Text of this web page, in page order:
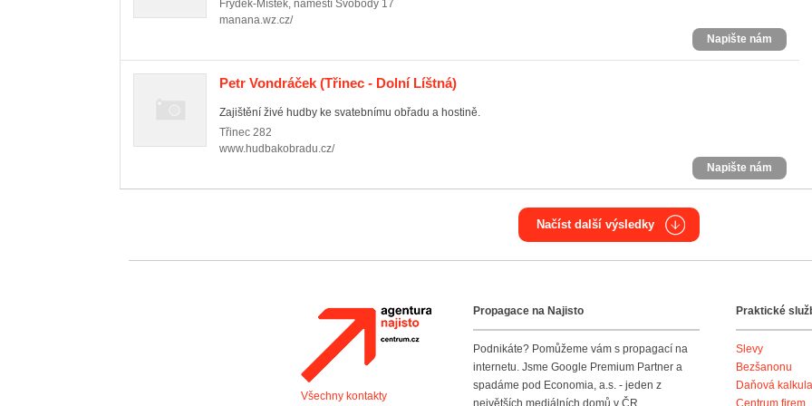
Frýdek-Místek, náměstí Svobody 17
manana.wz.cz/
Napište nám
Petr Vondráček (Třinec - Dolní Líštná)
Zajištění živé hudby ke svatebnímu obřadu a hostině.
Třinec 282
www.hudbakobradu.cz/
Napište nám
Načíst další výsledky
Agentura Najisto
Všechny kontakty
Propagace na Najisto
Podnikáte? Pomůžeme vám s propagací na
internetu. Jsme Google Premium Partner a
spadáme pod Economia, a.s. - jeden z
největších mediálních domů v ČR.
Praktické
Slevy
Bezšanonu
Daňová
Centrum firem